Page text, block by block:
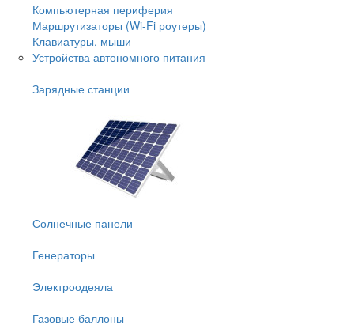
Компьютерная периферия
Маршрутизаторы (Wi-Fi роутеры)
Клавиатуры, мыши
Устройства автономного питания
Зарядные станции
Солнечные панели
Генераторы
Электроодеяла
Газовые баллоны